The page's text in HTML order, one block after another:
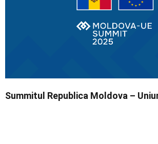
Contact
Summitul Republica Moldova –